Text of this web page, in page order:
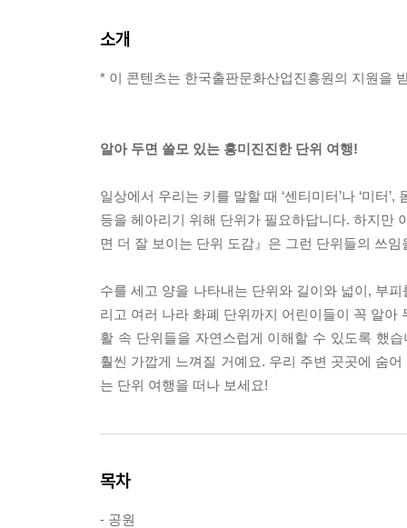
소개
* 이 콘텐츠는 한국출판문화산업진흥원의 지원을
알아 두면 쓸모 있는 흥미진진한 단위 여행!
일상에서 우리는 키를 말할 때 ‘센티미터’나 ‘미터
등을 헤아리기 위해 단위가 필요하답니다. 하지만
면 더 잘 보이는 단위 도감』은 그런 단위들의 쓰
수를 세고 양을 나타내는 단위와 길이와 넓이, 부
리고 여러 나라 화폐 단위까지 어린이들이 꼭 알
활 속 단위들을 자연스럽게 이해할 수 있도록 했
훨씬 가깝게 느껴질 거예요. 우리 주변 곳곳에 숨
는 단위 여행을 떠나 보세요!
목차
- 공원